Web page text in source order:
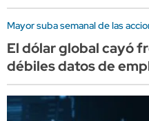
Mayor suba semanal de las
El dólar global cayó
débiles datos de